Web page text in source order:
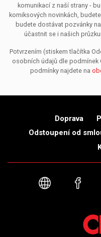
komunikací z naší strany -
komiksových novinkách,
budete dostávat pozvánky
účastnit se i našich
Potvrzením (stiskem tlačítka
osobních údajů dle podmínek
podmínky najdete na
Doprava
Odstoupení od
Webové